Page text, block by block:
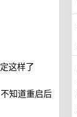
这样了
知道重启后